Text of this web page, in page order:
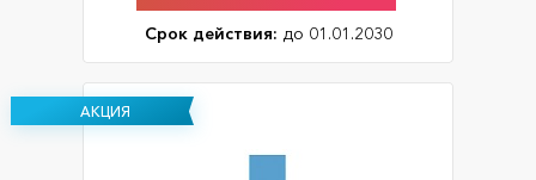
Срок действия: до 01.01.2030
АКЦИЯ